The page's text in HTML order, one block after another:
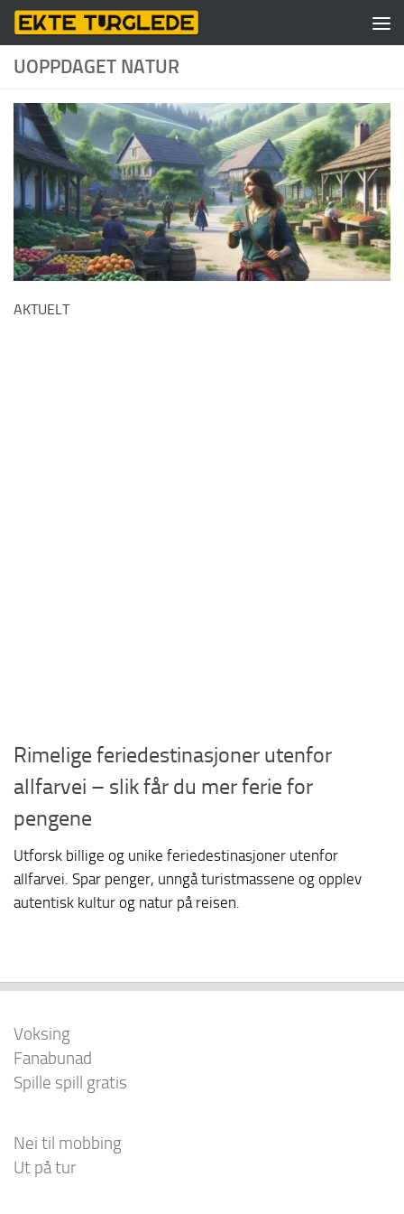
Skip to content
UOPPDAGET NATUR
AKTUELT
Rimelige feriedestinasjoner utenfor
allfarvei – slik får du mer ferie for
pengene
Utforsk billige og unike feriedestinasjoner utenfor
allfarvei. Spar penger, unngå turistmassene og opplev
autentisk kultur og natur på reisen.
Voksing
Fanabunad
Spille spill gratis
Nei til mobbing
Ut på tur